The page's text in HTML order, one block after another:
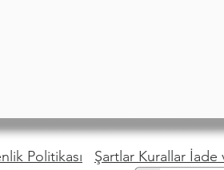
Politikası Şartlar Kurallar İade